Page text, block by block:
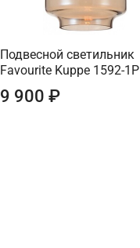
Подвесной светильник
Favourite Kuppe 1592-1P
9 900 ₽